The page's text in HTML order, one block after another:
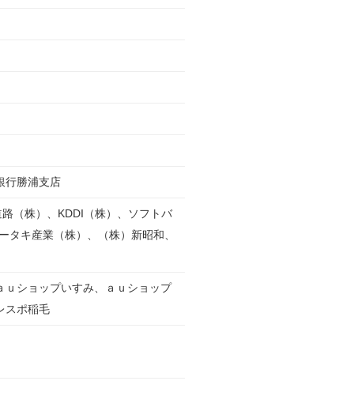
行勝浦支店
（株）、KDDI（株）、ソフトバ
タキ産業（株）、（株）新昭和、
ｕショップいすみ、ａｕショップ
スポ稲毛